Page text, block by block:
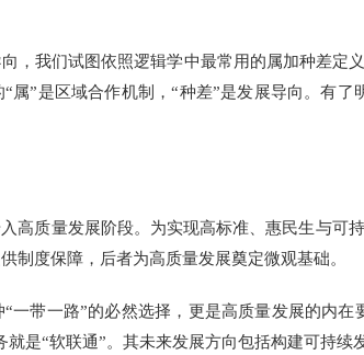
我们试图依照逻辑学中最常用的属加种差定
属”是区域合作机制，“种差”是发展导向。有
质量发展阶段。为实现高标准、惠民生与可
制度保障，后者为高质量发展奠定微观基础。
带一路”的必然选择，更是高质量发展的内在
是“软联通”。其未来发展方向包括构建可持续